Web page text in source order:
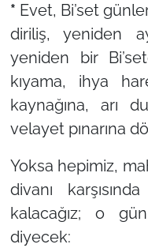
* Evet, Bi’set
diriliş, yeniden
yeniden bir
kıyama, ihya
kaynağına, arı
velayet pınarına
Yoksa hepimiz,
divanı
kalacağız; o
diyecek: